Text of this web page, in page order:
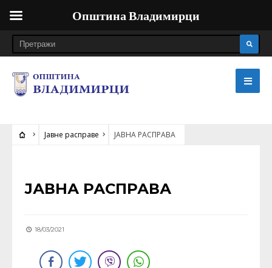
Јавне расправе ЈАВНА РАСПРАВА
ЈАВНА РАСПРАВА
18/03/2021
Општина Владимирци